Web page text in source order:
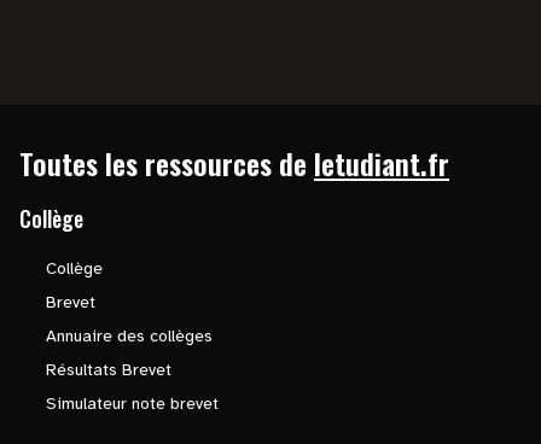
Toutes les ressources de letudiant.fr
Collège
Collège
Brevet
Annuaire des collèges
Résultats Brevet
Simulateur note brevet